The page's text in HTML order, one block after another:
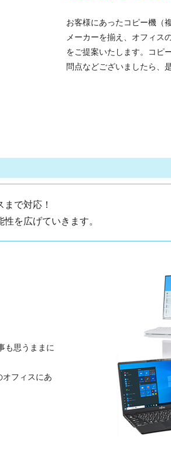
お客様にあったコピー機（
メーカーを揃え、オフィス
をご提案いたします。コピ
問点などございましたら、
で対応！
を広げていきます。
も思うままに
フィスにあ